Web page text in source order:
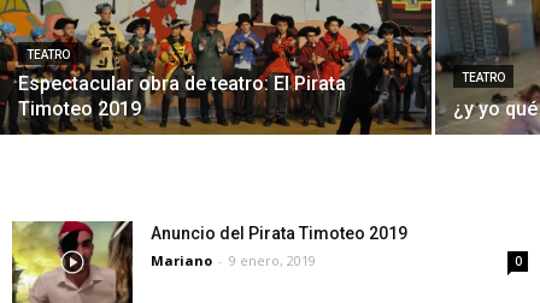
TEATRO
Espectacular obra de teatro: El Pirata
Timoteo 2019
TEATRO
¿y yo
Anuncio del Pirata Timoteo 2019
Mariano - 9 enero, 2019 0